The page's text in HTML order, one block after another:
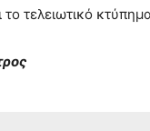
τελειωτικό